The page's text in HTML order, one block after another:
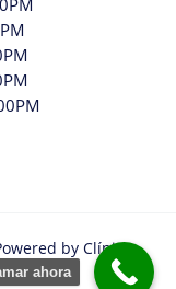
by Clínica
ahora